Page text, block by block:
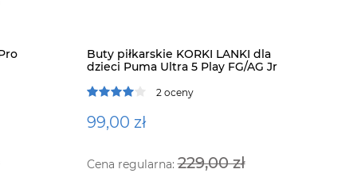
Buty piłkarskie KORKI LANKI dla
dzieci Puma Ultra 5 Play FG/AG Jr
2 oceny
99,00 zł
Cena regularna:229,00 zł